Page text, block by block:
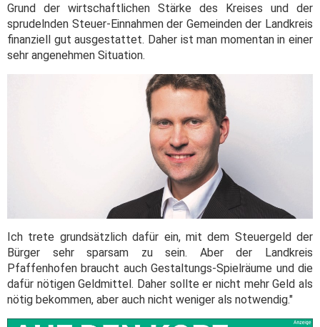
Grund der wirtschaftlichen Stärke des Kreises und der
sprudelnden Steuer-Einnahmen der Gemeinden der Landkreis
finanziell gut ausgestattet. Daher ist man momentan in einer
sehr angenehmen Situation.
Ich trete grundsätzlich dafür ein, mit dem Steuergeld der
Bürger sehr sparsam zu sein. Aber der Landkreis
Pfaffenhofen braucht auch Gestaltungs-Spielräume und die
dafür nötigen Geldmittel. Daher sollte er nicht mehr Geld als
nötig bekommen, aber auch nicht weniger als notwendig."